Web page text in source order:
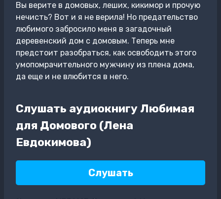
Вы верите в домовых, леших, кикимор и прочую
нечисть? Вот и я не верила! Но предательство
любимого забросило меня в загадочный
деревенский дом с домовым. Теперь мне
предстоит разобраться, как освободить этого
умопомрачительного мужчину из плена дома,
да еще и не влюбится в него.
Слушать аудиокнигу Любимая
для Домового (Лена
Евдокимова)
Слушать